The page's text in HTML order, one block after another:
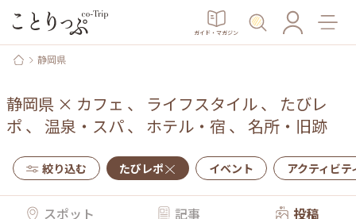
ガイド・マガジン
静岡県
静岡県 × カフェ 、 ライフスタイル、 たびレ
ポ 、 温泉・スパ、 ホテル・宿 、 名所・旧跡
絞り込む たびレポ イベント アクティビテ
スポット 記事 投稿